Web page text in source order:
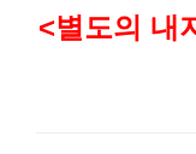
전하면서도 정
파트너나 교수,
<별도의 내